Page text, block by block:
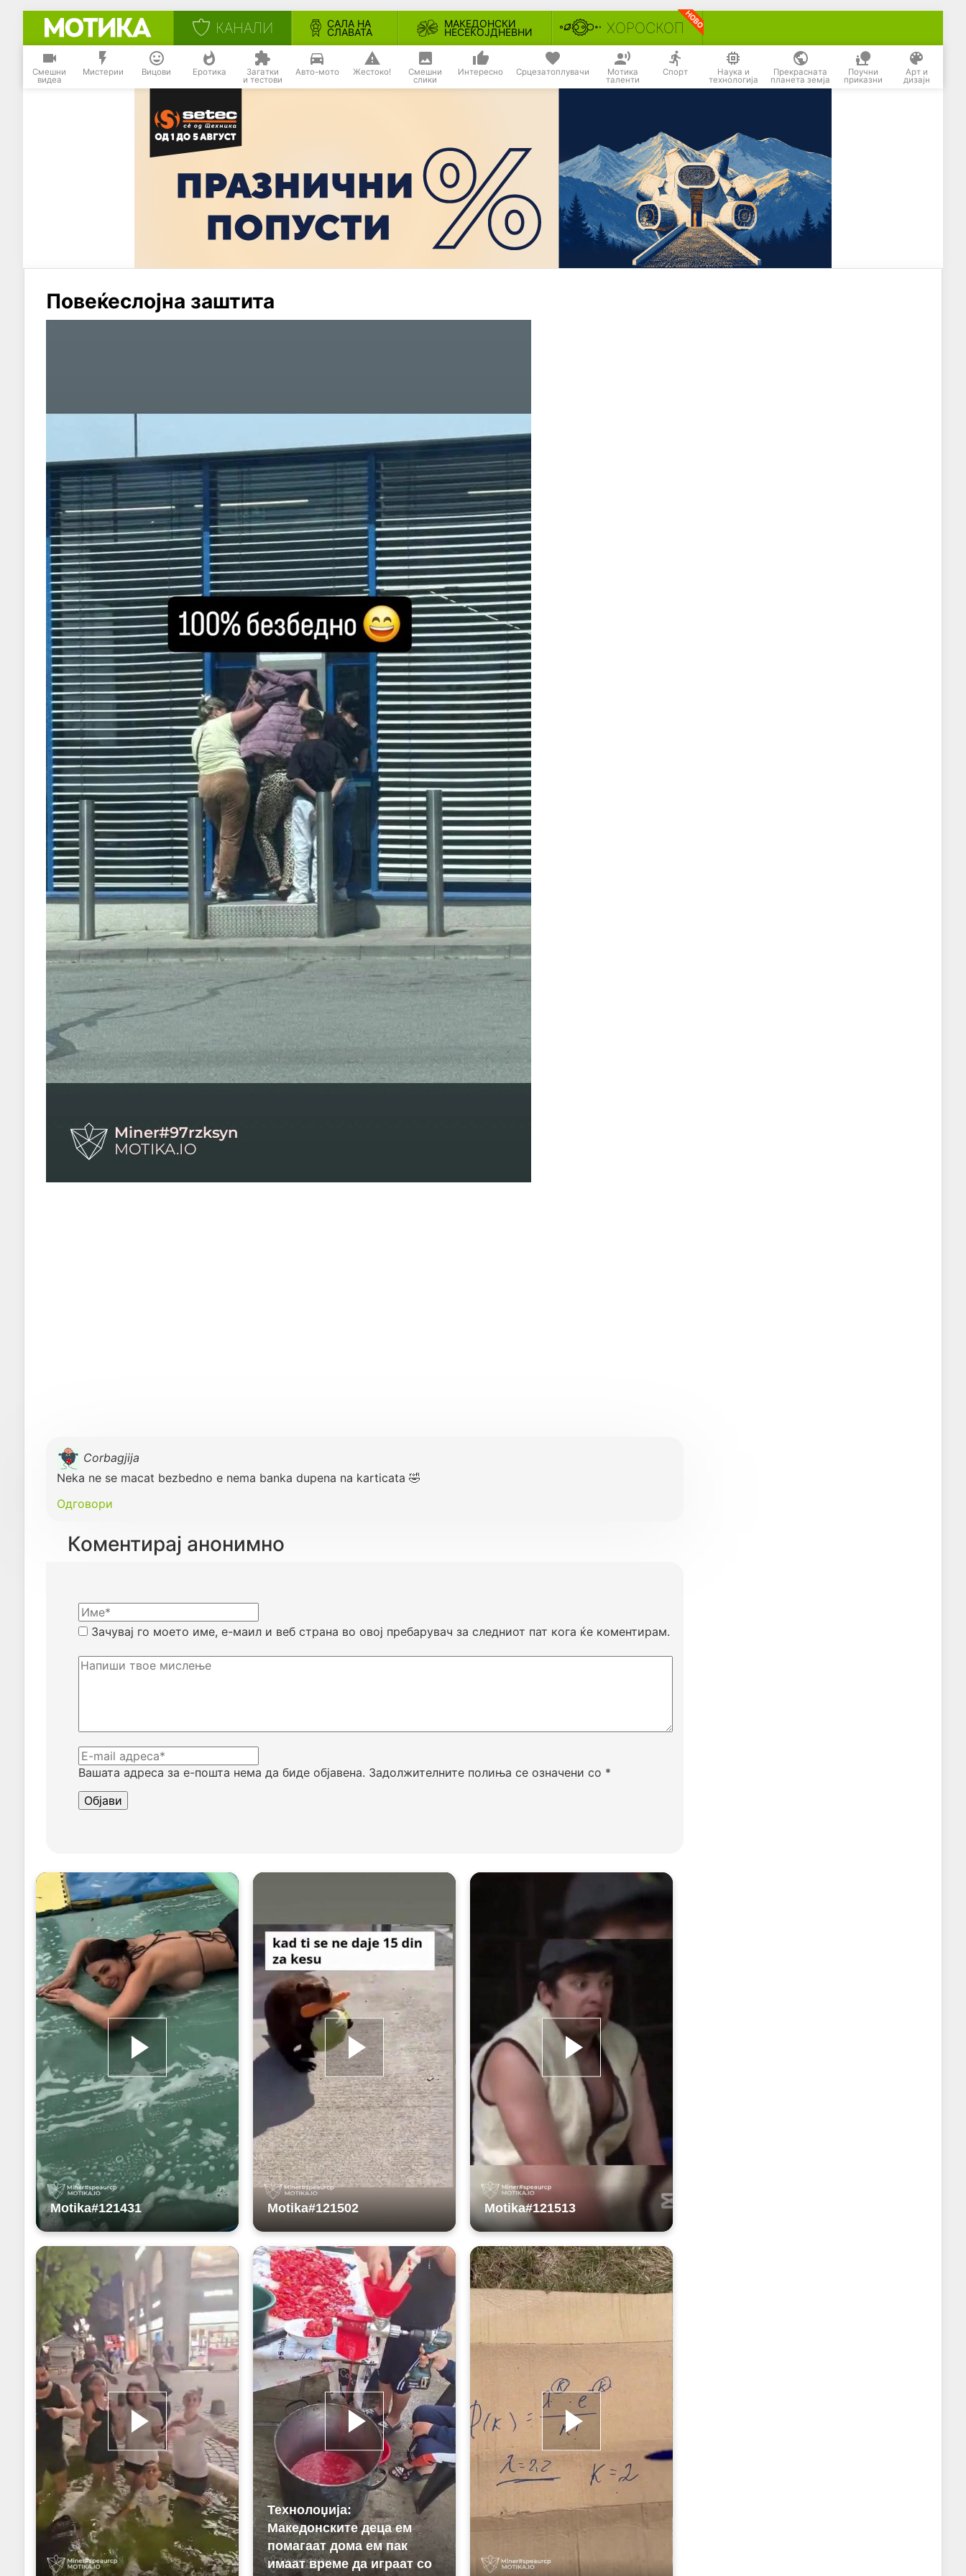
КАНАЛИ САЛА НА
СЛАВАТА
МАКЕДОНСКИ
НЕСЕКОЈДНЕВНИ ХОРОСКОП
Смешни
видеа
Мистерии Вицови Еротика Загатки
и тестови
Авто-мото Жестоко! Смешни
слики
Интересно Срцезатоплувачи Мотика
таленти
Спорт Наука и
технологија
Прекрасната
планета земја
Поучни
приказни
Арт и
дизајн
Повеќеслојна заштита
Corbagjija
Neka ne se macat bezbedno e nema banka dupena na karticata 🤣
Одговори
Коментирај анонимно
Вашата адреса за е-пошта нема да биде објавена. Задолжителните полиња се означени со *
Зачувај го моето име, е-маил и веб страна во овој пребарувач за следниот пат кога ќе коментирам.